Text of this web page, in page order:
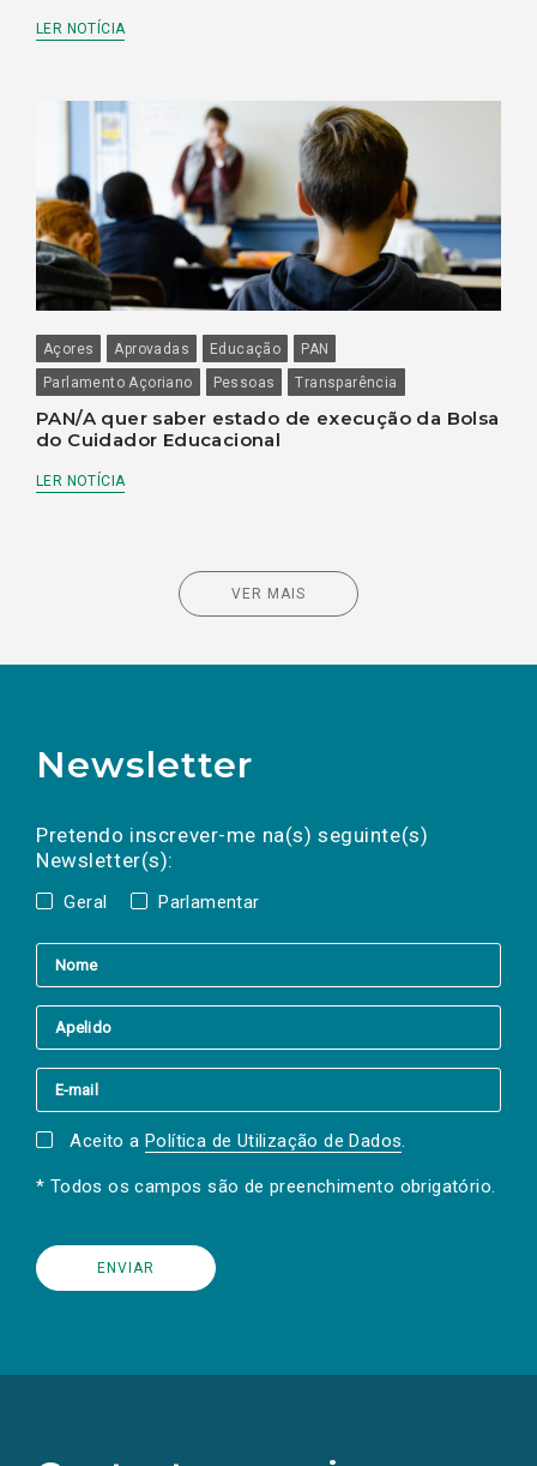
LER NOTÍCIA
Açores Aprovadas Educação
PAN
Parlamento Açoriano
Pessoas Transparência
PAN/A quer saber estado de execução da Bolsa
do Cuidador Educacional
LER NOTÍCIA
VER MAIS
Newsletter
Pretendo inscrever-me na(s) seguinte(s)
Newsletter(s):
Geral Parlamentar
a(s) newsletter(s).
mail
Aceito a Política de Utilização de Dados.
* Todos os campos são de preenchimento obrigatório.